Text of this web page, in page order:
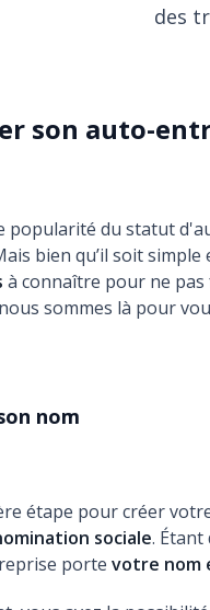
des
son auto-
popularité du statut
bien qu’il soit
à connaître pour ne pas
sommes là pour
nom
étape pour créer
sociale.
porte votre nom